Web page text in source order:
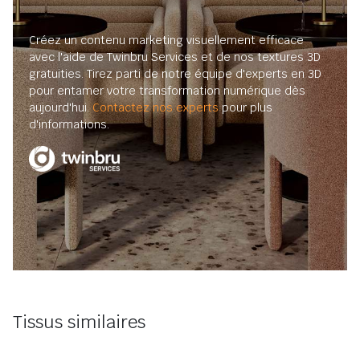
Créez un contenu marketing visuellement efficace
avec l'aide de Twinbru Services et de nos textures 3D
gratuities. Tirez parti de notre équipe d'experts en 3D
pour entamer votre transformation numérique dès
aujourd'hui.Contactez nos expertspour plus
d'informations.
Tissus similaires